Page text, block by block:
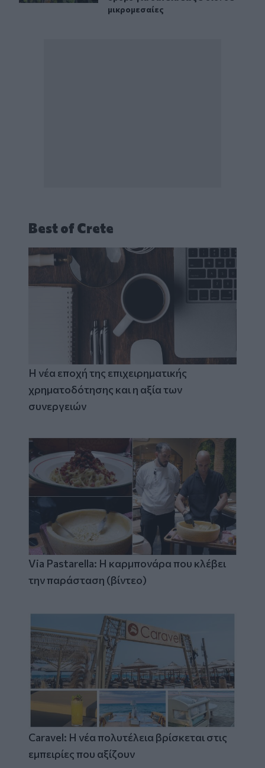
μικρομεσαίες
Best of Crete
Η νέα εποχή της επιχειρηματικής
χρηματοδότησης και η αξία των
συνεργειών
Via Pastarella: Η καρμπονάρα που κλέβει
την παράσταση (βίντεο)
Caravel: Η νέα πολυτέλεια βρίσκεται στις
εμπειρίες που αξίζουν